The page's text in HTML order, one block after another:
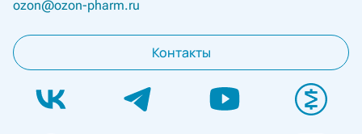
ozon@ozon-pharm.ru
Контакты